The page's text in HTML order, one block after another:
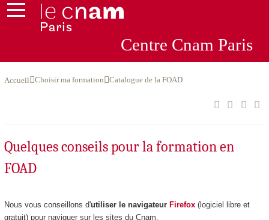
Centre Cnam Paris
Accueil Choisir ma formation Catalogue de la FOAD
Quelques conseils pour la formation en
FOAD
Nous vous conseillons d'utiliser le navigateur Firefox(logiciel libre et
gratuit) pour naviguer sur les sites du Cnam.